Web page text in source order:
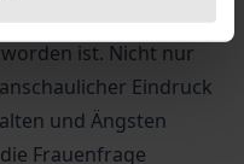
Ergänzung des
ist. Nicht nur
Eindruck
und Ängsten
Frauenfrage